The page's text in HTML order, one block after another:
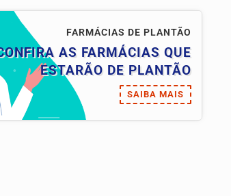
FARMÁCIAS DE PLANTÃO
AS FARMÁCIAS QUE
ESTARÃO DE PLANTÃO
SAIBA MAIS